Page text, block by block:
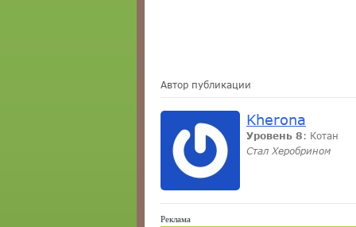
Автор публикации
Kherona
Уровень 8 : Котан
Стал Херобрином
Реклама